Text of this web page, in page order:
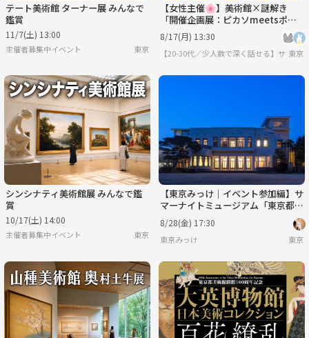
テート美術館 ターナー展 みんなで
鑑賞
11/7(土) 13:00
主催者募集中イベント 東京
【女性主催🌸】美術館×謎解き
「開催企画展：ピカソmeetsポー
ル・スミス」
8/17(月) 13:30
【20-30代／少人数で深く話せる】サーク
東京
シンシナティ美術館展 みんなで鑑
賞
10/17(土) 14:00
主催者募集中イベント 東京
【東京みっけ｜イベント参加編】サ
マーナイトミュージアム「東京都庭
園美術館」に行こう！
8/28(金) 17:30
東京みっけ 東京